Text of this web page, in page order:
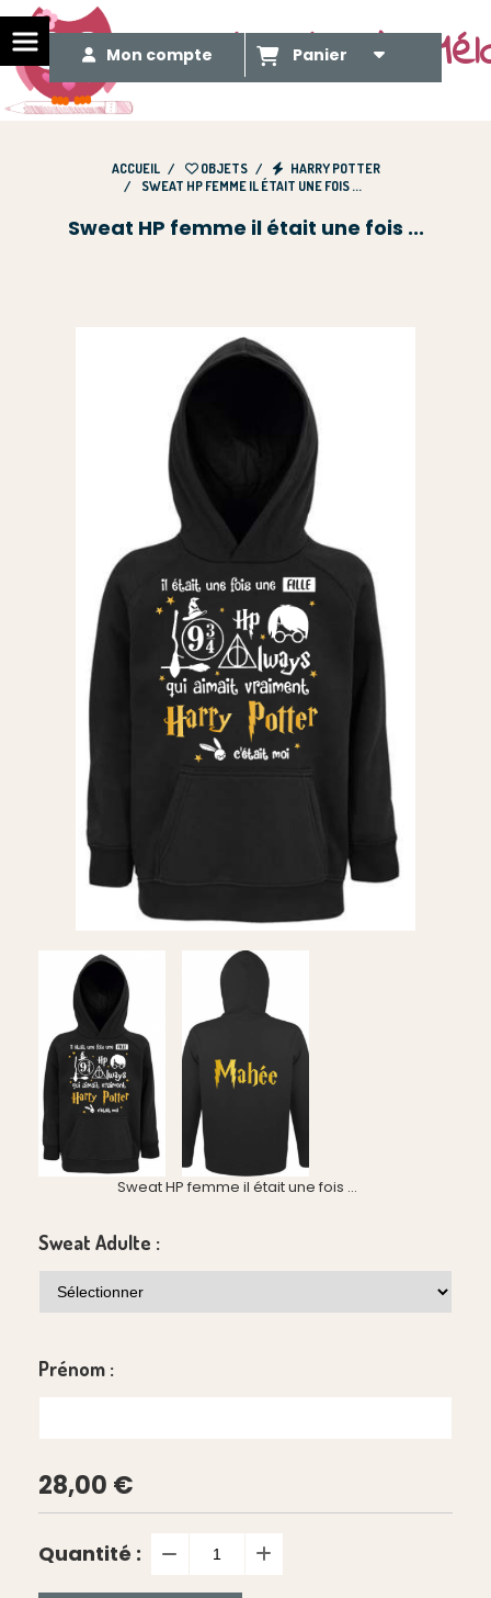
Le Méli Mélo de
Mon compte Panier
ACCUEIL OBJETS
HARRY POTTER
SWEAT HP FEMME IL ÉTAIT UNE FOIS ...
Sweat HP femme il était une fois ...
Sweat HP femme il était une fois ...
Sweat Adulte :
Prénom :
28,00 €
Quantité :